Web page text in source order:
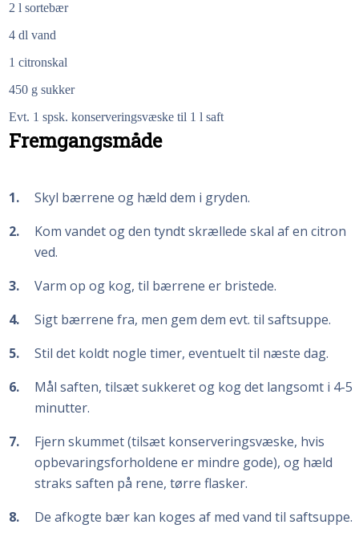
2 l sortebær
4 dl vand
1 citronskal
450 g sukker
Evt. 1 spsk. konserveringsvæske til 1 l saft
Fremgangsmåde
1
Skyl bærrene og hæld dem i gryden.
2
Kom vandet og den tyndt skrællede skal af en citron
ved.
3
Varm op og kog, til bærrene er bristede.
4
Sigt bærrene fra, men gem dem evt. til saftsuppe.
5
Stil det koldt nogle timer, eventuelt til næste dag.
6
Mål saften, tilsæt sukkeret og kog det langsomt i 4-5
minutter.
7
Fjern skummet (tilsæt konserveringsvæske, hvis
opbevaringsforholdene er mindre gode), og hæld
straks saften på rene, tørre flasker.
8
De afkogte bær kan koges af med vand til saftsuppe.